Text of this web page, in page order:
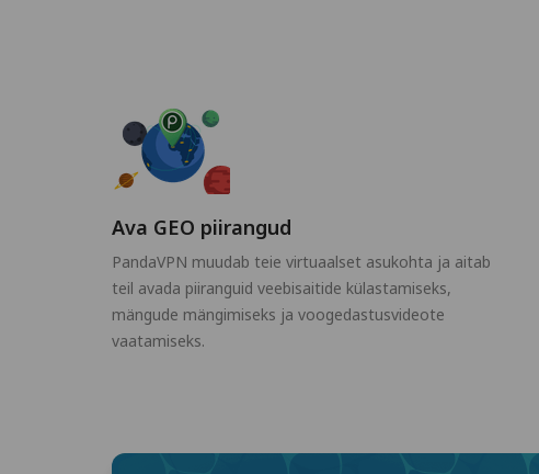
Ava GEO piirangud
PandaVPN muudab teie virtuaalset asukohta ja aitab
teil avada piiranguid veebisaitide külastamiseks,
mängude mängimiseks ja voogedastusvideote
vaatamiseks.